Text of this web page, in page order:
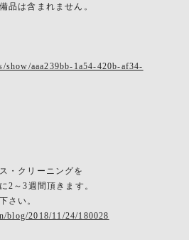
は含まれません。
show/aaa239bb-1a54-420b-af34-
・クリーニングを
2～3週間頂きます。
さい。
blog/2018/11/24/180028